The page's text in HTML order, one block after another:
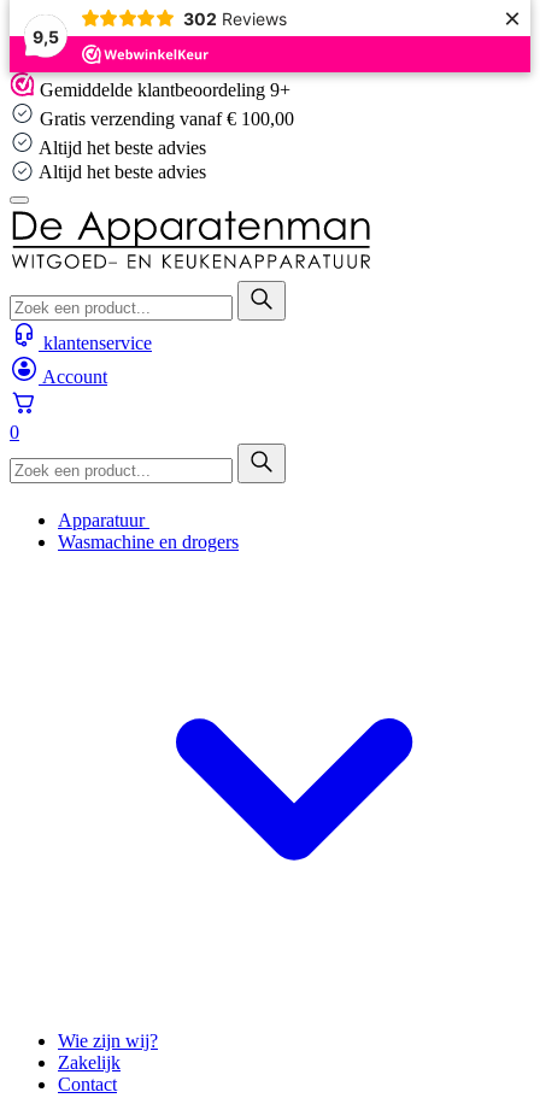
9,5
302 Reviews ×
Skip
to
content
Gemiddelde klantbeoordeling 9+
Gratis verzending vanaf € 100,00
Altijd het beste advies
Altijd het beste advies
klantenservice
Account
0
Apparatuur
Wasmachine en drogers
Wie zijn wij?
Zakelijk
Contact